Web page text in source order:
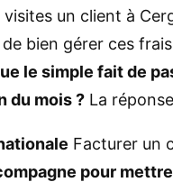
un client à
bien gérer ces
le simple fait de
du mois ? La
Facturer un
pour